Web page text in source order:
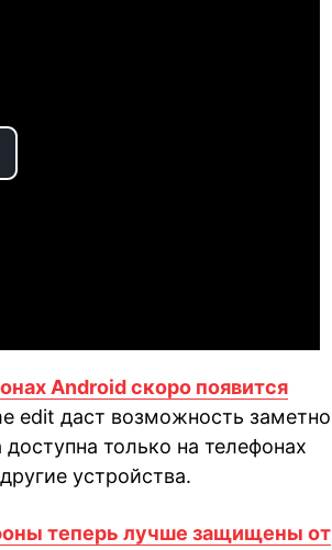
Android скоро появится
edit даст возможность заметно
только на телефонах
устройства.
теперь лучше защищены от